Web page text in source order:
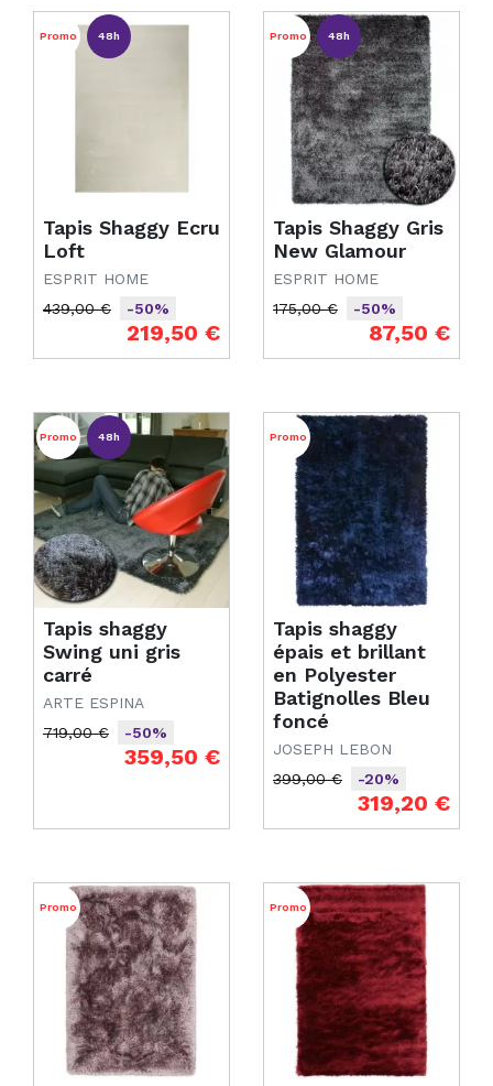
Tapis Shaggy Ecru
Loft
ESPRIT HOME
Prix de base
439,00 €
-50%
219,50 €
Promo 48h
Tapis Shaggy Gris
New Glamour
ESPRIT HOME
175,00 €
-50%
87,50 €
Promo 48h
Tapis shaggy
Swing uni gris
carré
ARTE ESPINA
Prix de base
719,00 €
-50%
359,50 €
Promo 48h
Tapis shaggy
épais et brillant
en Polyester
Batignolles Bleu
foncé
JOSEPH LEBON
Prix de base
399,00 €
-20%
319,20 €
Promo
Promo Promo